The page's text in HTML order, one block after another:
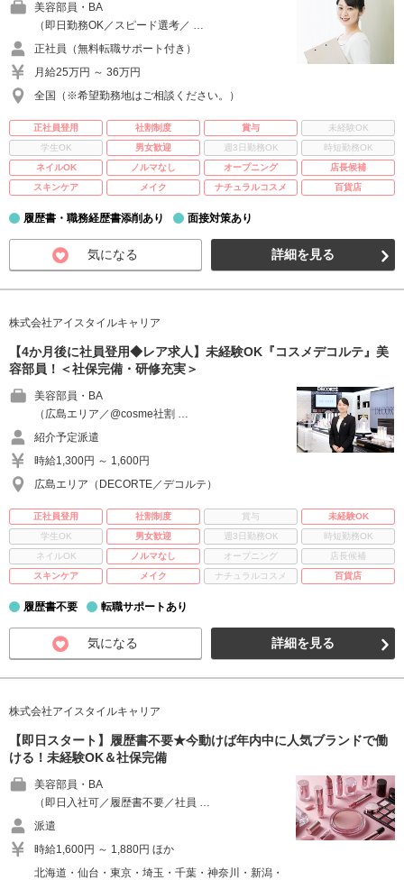
美容部員・BA
（即日勤務OK／スピード選考／ …
正社員（無料転職サポート付き）
月給25万円 ～ 36万円
全国（※希望勤務地はご相談ください。）
正社員登用 社割制度 賞与
未経験OK
学生OK
男女歓迎 週3日勤務OK
時短勤務OK
ネイルOK
ノルマなし オープニング
店長候補
スキンケア
メイク ナチュラルコスメ 百貨店
履歴書・職務経歴書添削あり 面接対策あり
気になる 詳細を見る
株式会社アイスタイルキャリア
【4か月後に社員登用◆レア求人】未経験OK『コスメデコルテ』美
容部員！＜社保完備・研修充実＞
美容部員・BA
（広島エリア／@cosme社割 …
紹介予定派遣
時給1,300円 ～ 1,600円
広島エリア（DECORTE／デコルテ）
正社員登用 社割制度 賞与
未経験OK
学生OK
男女歓迎 週3日勤務OK
時短勤務OK
ネイルOK
ノルマなし オープニング
店長候補
スキンケア
メイク ナチュラルコスメ 百貨店
履歴書不要 転職サポートあり
気になる 詳細を見る
株式会社アイスタイルキャリア
【即日スタート】履歴書不要★今動けば年内中に人気ブランドで働
ける！未経験OK＆社保完備
美容部員・BA
（即日入社可／履歴書不要／社員 …
派遣
時給1,600円 ～ 1,880円 ほか
北海道・仙台・東京・埼玉・千葉・神奈川・新潟・